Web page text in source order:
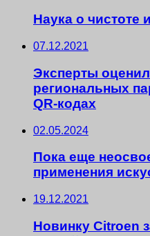
Наука о чистоте
07.12.2021
Эксперты
региональных
QR-кодах
02.05.2024
Пока еще
применения
19.12.2021
Новинку Citroen